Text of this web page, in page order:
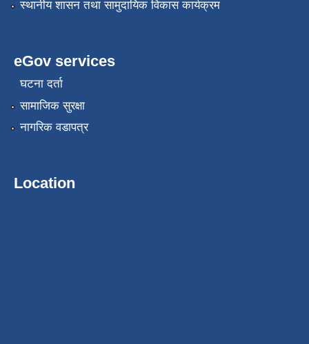
स्थानीय शासन तथा सामुदायिक विकास कार्यक्रम
eGov services
घटना दर्ता
सामाजिक सुरक्षा
नागरिक वडापत्र
Location